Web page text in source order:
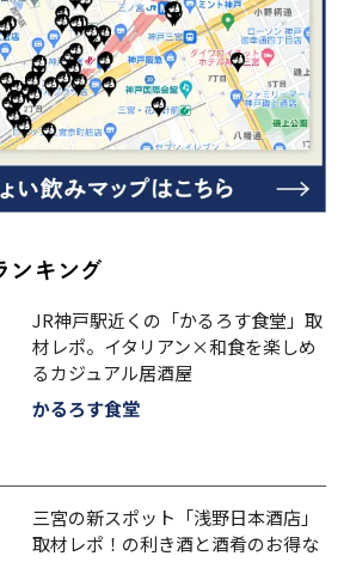
JR神戸駅近くの「かるろす食堂」取
材レポ。イタリアン×和食を楽しめ
るカジュアル居酒屋
かるろす食堂
三宮の新スポット「浅野日本酒店」
取材レポ！の利き酒と酒肴のお得な